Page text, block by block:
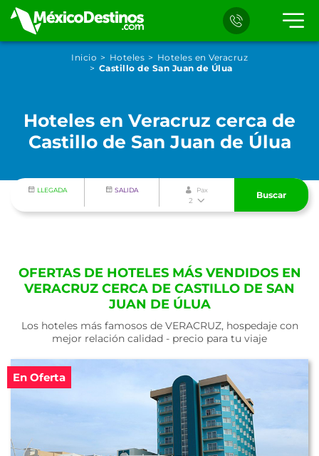
Inicio Hoteles
Hoteles en Veracruz
Castillo de San Juan de Úlua
Hoteles en Veracruz cerca de
Castillo de San Juan de Úlua
LLEGADA SALIDA Pax
2
Buscar
OFERTAS DE HOTELES MÁS VENDIDOS EN
VERACRUZ CERCA DE CASTILLO DE SAN
JUAN DE ÚLUA
Los hoteles más famosos de VERACRUZ, hospedaje con
mejor relación calidad - precio para tu viaje
En Oferta